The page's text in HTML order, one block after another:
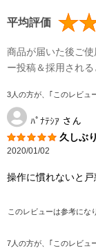
平均評価
商品が届いた後ご使
ー投稿＆採用される
3人の方が、｢このレビュ
ﾊﾟﾅﾃｼｱ さん
久しぶり
2020/01/02
操作に慣れないと戸
このレビューは参考にな
7人の方が、｢このレビュ